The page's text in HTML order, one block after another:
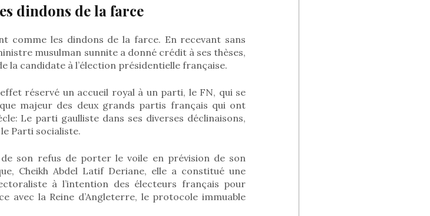
dindons de la farce
comme les dindons de la farce. En recevant sans
musulman sunnite a donné crédit à ses thèses,
la candidate à l’élection présidentielle française.
réservé un accueil royal à un parti, le FN, qui se
majeur des deux grands partis français qui ont
Le parti gaulliste dans ses diverses déclinaisons,
Parti socialiste.
son refus de porter le voile en prévision de son
Cheikh Abdel Latif Deriane, elle a constitué une
à l’intention des électeurs français pour
avec la Reine d’Angleterre, le protocole immuable